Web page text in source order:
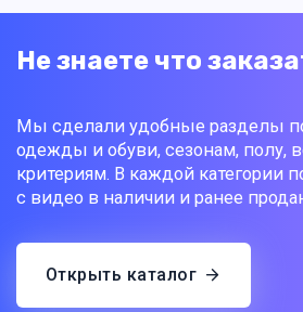
Не знаете что
Мы сделали удобные разделы
одежды и обуви, сезонам, полу,
критериям. В каждой категории
с видео в наличии и ранее
Открыть каталог